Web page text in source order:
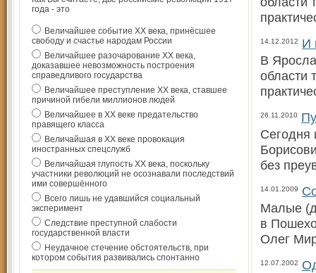
года - это
Величайшее событие ХХ века, принёсшее
свободу и счастье народам России
Величайшее разочарование ХХ века,
доказавшее невозможность построения
справедливого государства
Величайшее преступление ХХ века, ставшее
причиной гибели миллионов людей
Величайшее в ХХ веке предательство
правящего класса
Величайшая в ХХ веке провокация
иностранных спецслужб
Величайшая глупость ХХ века, поскольку
участники революций не осознавали последствий
ими совершённого
Всего лишь не удавшийся социальный
эксперимент
Следствие преступной слабости
государственной власти
Неудачное стечение обстоятельств, при
котором события развивались спонтанно
14.12.2012
И
В
области
26.11.2010
Сегодня
без
14.01.2009
Малые
в
Олег
12.07.2002